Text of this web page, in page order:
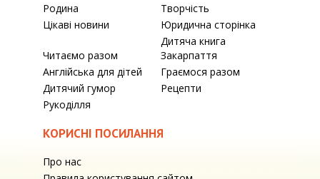
Родина
Творчість
Цікаві новини
Юридична сторінка
Читаємо разом
Дитяча книга
Закарпаття
Англійська для дітей
Граємося разом
Дитячий гумор
Рецепти
Рукоділля
КОРИСНІ ПОСИЛАННЯ
Про нас